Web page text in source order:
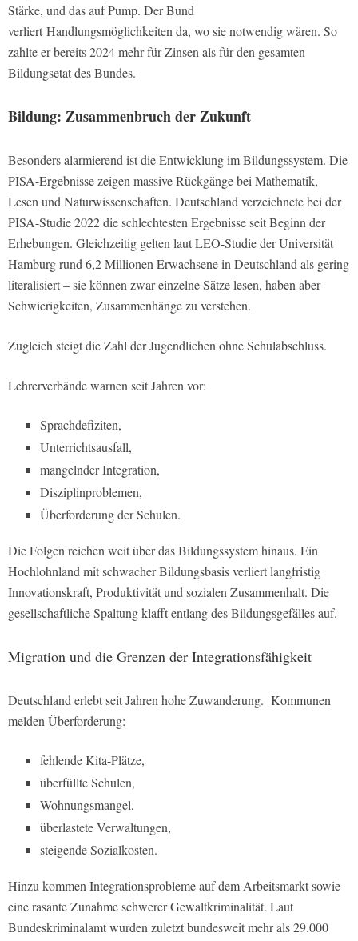
Stärke, und das auf Pump. Der Bund
verliert Handlungsmöglichkeiten da, wo sie notwendig wären. So
zahlte er bereits 2024 mehr für Zinsen als für den gesamten
Bildungsetat des Bundes.
Bildung: Zusammenbruch der Zukunft
Besonders alarmierend ist die Entwicklung im Bildungssystem. Die
PISA-Ergebnisse zeigen massive Rückgänge bei Mathematik,
Lesen und Naturwissenschaften. Deutschland verzeichnete bei der
PISA-Studie 2022 die schlechtesten Ergebnisse seit Beginn der
Erhebungen. Gleichzeitig gelten laut LEO-Studie der Universität
Hamburg rund 6,2 Millionen Erwachsene in Deutschland als gering
literalisiert – sie können zwar einzelne Sätze lesen, haben aber
Schwierigkeiten, Zusammenhänge zu verstehen.
Zugleich steigt die Zahl der Jugendlichen ohne Schulabschluss.
Lehrerverbände warnen seit Jahren vor:
Sprachdefiziten,
Unterrichtsausfall,
mangelnder Integration,
Disziplinproblemen,
Überforderung der Schulen.
Die Folgen reichen weit über das Bildungssystem hinaus. Ein
Hochlohnland mit schwacher Bildungsbasis verliert langfristig
Innovationskraft, Produktivität und sozialen Zusammenhalt. Die
gesellschaftliche Spaltung klafft entlang des Bildungsgefälles auf.
Migration und die Grenzen der Integrationsfähigkeit
Deutschland erlebt seit Jahren hohe Zuwanderung. Kommunen
melden Überforderung:
fehlende Kita-Plätze,
überfüllte Schulen,
Wohnungsmangel,
überlastete Verwaltungen,
steigende Sozialkosten.
Hinzu kommen Integrationsprobleme auf dem Arbeitsmarkt sowie
eine rasante Zunahme schwerer Gewaltkriminalität. Laut
Bundeskriminalamt wurden zuletzt bundesweit mehr als 29.000